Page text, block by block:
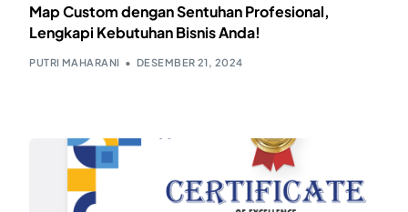
Map Custom dengan Sentuhan Profesional,
Lengkapi Kebutuhan Bisnis Anda!
PUTRI MAHARANI DESEMBER 21, 2024